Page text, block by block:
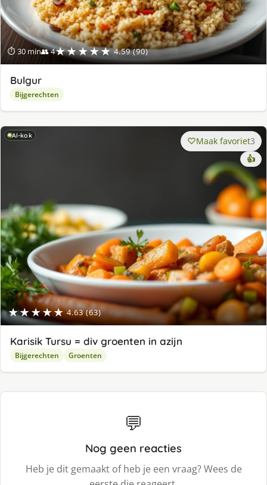
⏱ 30 min👥 4★★★★★ 4.59 (90)
Bulgur
Bijgerechten
AI-kok
★★★★★ 4.63 (63)
Maak favoriet3
👍
Karisik Tursu = div groenten in azijn
Bijgerechten Groenten
💬
Nog geen reacties
Heb je dit gemaakt of heb je een vraag? Wees de